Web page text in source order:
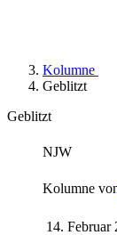
Kolumne
Geblitzt
Geblitzt
NJW
Kolumne
14. Februar